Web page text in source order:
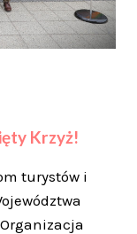
Krzyż!
turystów i